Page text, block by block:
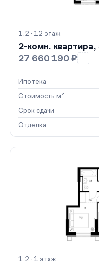
1.2 · 12 этаж
2-комн.
27 660 190 ₽
Ипотека
Стоимость м²
Срок сдачи
Отделка
1.2 · 1 этаж